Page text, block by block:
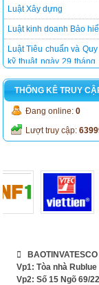
Luật kinh doanh Bảo
Luật Tiêu chuẩn và Quy
kỹ thuật ngày 29 tháng
2006
THỐNG KÊ TRUY
Đang online: 0
Lượt truy cập:
 BAOTINVATESCO
Vp1: Tòa nhà
Vp2: Số 15 Ngõ 69/